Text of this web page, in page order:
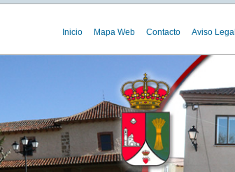
Inicio Mapa Web Contacto Aviso Legal